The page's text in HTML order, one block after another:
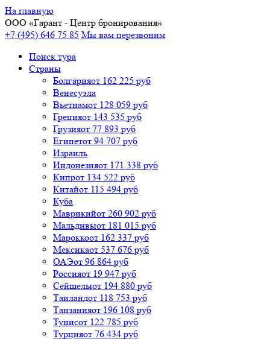
На главную
ООО «Гарант - Центр бронирования»
+7 (495) 646 75 85 Мы вам перезвоним
Поиск тура
Cтраны
Болгарияот 162 225 руб
Венесуэла
Вьетнамот 128 059 руб
Грецияот 143 535 руб
Грузияот 77 893 руб
Египетот 94 707 руб
Израиль
Индонезияот 171 338 руб
Кипрот 134 522 руб
Китайот 115 494 руб
Куба
Маврикийот 260 902 руб
Мальдивыот 181 015 руб
Мароккоот 162 337 руб
Мексикаот 537 676 руб
ОАЭот 96 864 руб
Россияот 19 947 руб
Сейшелыот 194 880 руб
Таиландот 118 753 руб
Танзанияот 196 108 руб
Тунисот 122 785 руб
Турцияот 76 434 руб